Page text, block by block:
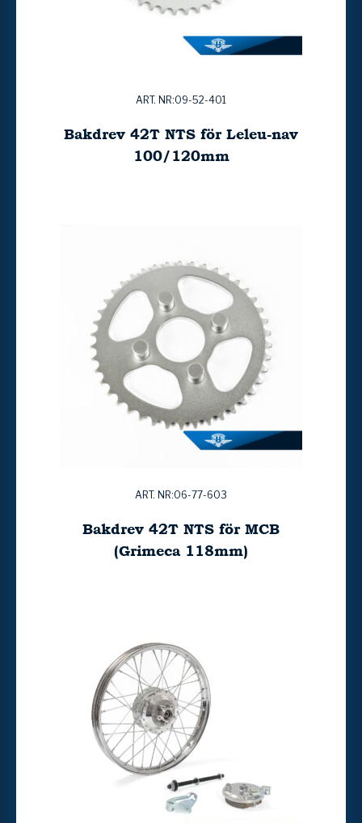
ART. NR:09-52-401
Bakdrev 42T NTS för Leleu-nav
100/120mm
ART. NR:06-77-603
Bakdrev 42T NTS för MCB
(Grimeca 118mm)